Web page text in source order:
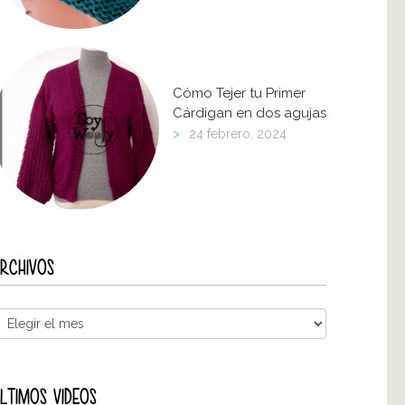
Cómo Tejer tu Primer
Cárdigan en dos agujas
> 24 febrero, 2024
VIDEOS